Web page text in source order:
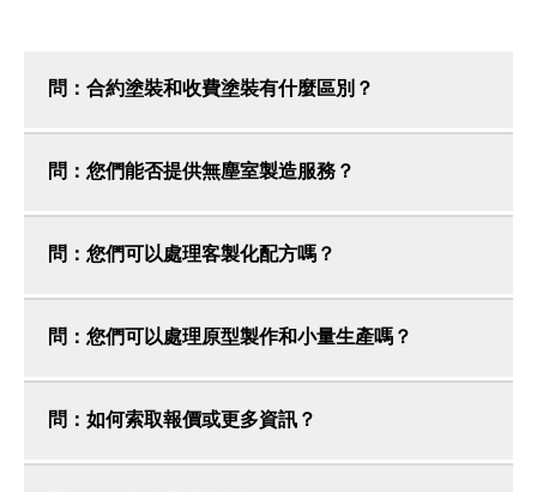
問：合約塗裝和收費塗裝有什麼區別？
問：您們能否提供無塵室製造服務？
問：您們可以處理客製化配方嗎？
問：您們可以處理原型製作和小量生產嗎？
問：如何索取報價或更多資訊？